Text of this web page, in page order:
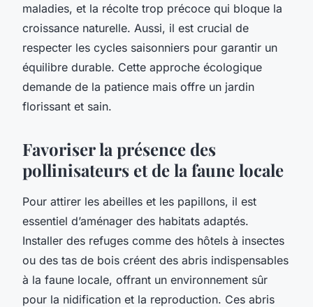
maladies, et la récolte trop précoce qui bloque la
croissance naturelle. Aussi, il est crucial de
respecter les cycles saisonniers pour garantir un
équilibre durable. Cette approche écologique
demande de la patience mais offre un jardin
florissant et sain.
Favoriser la présence des
pollinisateurs et de la faune locale
Pour attirer les abeilles et les papillons, il est
essentiel d’aménager des habitats adaptés.
Installer des refuges comme des hôtels à insectes
ou des tas de bois créent des abris indispensables
à la faune locale, offrant un environnement sûr
pour la nidification et la reproduction. Ces abris